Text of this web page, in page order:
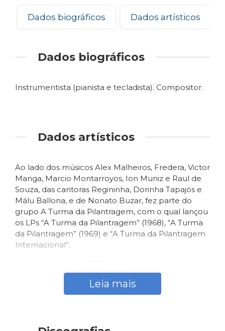
Dados biográficos Dados artísticos
Dados biográficos
Instrumentista (pianista e tecladista). Compositor.
Dados artísticos
Ao lado dos músicos Alex Malheiros, Fredera, Victor
Manga, Marcio Montarroyos, Ion Muniz e Raul de
Souza, das cantoras Regininha, Dorinha Tapajós e
Málu Ballona, e de Nonato Buzar, fez parte do
grupo A Turma da Pilantragem, com o qual lançou
os LPs “A Turma da Pilantragem” (1968), “A Turma
da Pilantragem” (1969) e “A Turma da Pilantragem
Internacional”.
estúdio, gravando com vários artistas, como
participando de discos de vários artistas, como
Raul Seixas, Rita Lee, Elis Regina e Odair José, entre
Participou do evento “Phono 73”, realizado pela
Leia mais